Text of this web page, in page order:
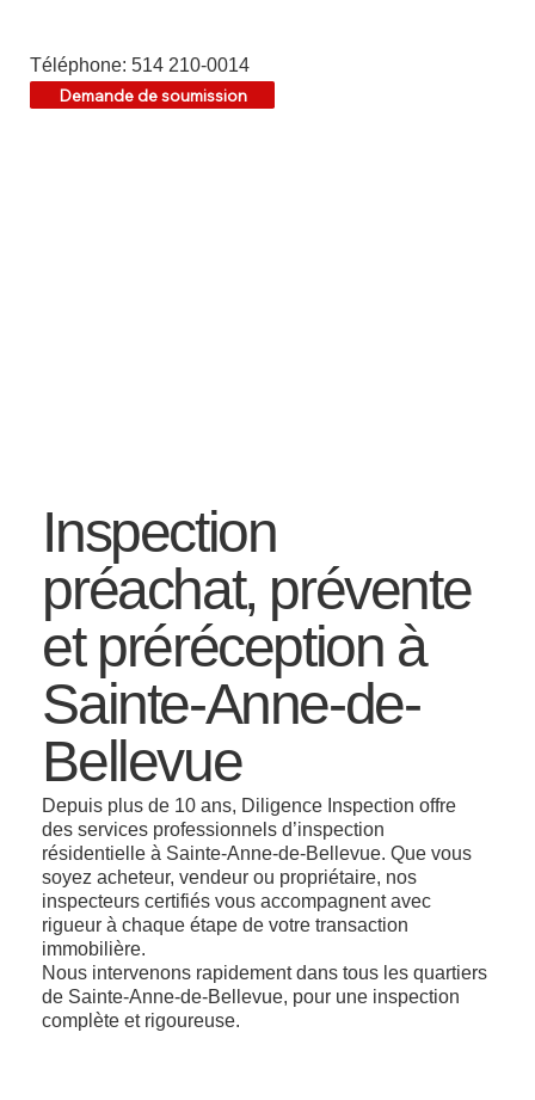
Téléphone: 514 210-0014
Demande de soumission
Inspection
préachat, prévente
et préréception à
Sainte-Anne-de-
Bellevue
Depuis plus de 10 ans, Diligence Inspection offre
des services professionnels d’inspection
résidentielle à Sainte-Anne-de-Bellevue. Que vous
soyez acheteur, vendeur ou propriétaire, nos
inspecteurs certifiés vous accompagnent avec
rigueur à chaque étape de votre transaction
immobilière.
Nous intervenons rapidement dans tous les quartiers
de Sainte-Anne-de-Bellevue, pour une inspection
complète et rigoureuse.